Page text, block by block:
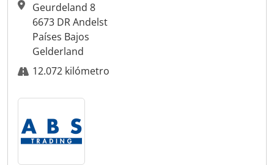
Geurdeland 8
6673 DR Andelst
Países Bajos
Gelderland
12.072 kilómetro